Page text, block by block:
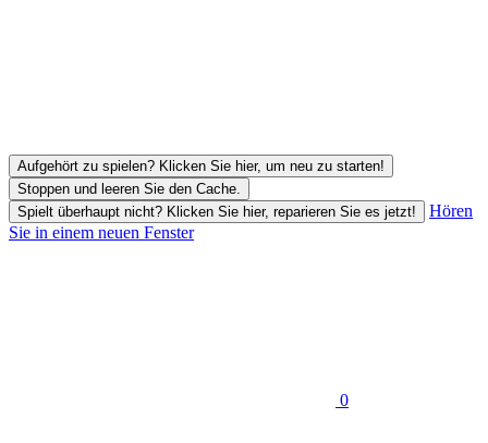
Aufgehört zu spielen? Klicken Sie hier, um neu zu starten!
Stoppen und leeren Sie den Cache.
Spielt überhaupt nicht? Klicken Sie hier, reparieren Sie es jetzt!
Hören
Sie in einem neuen Fenster
0